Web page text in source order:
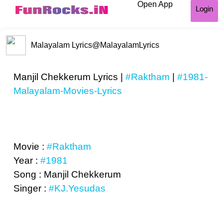
Open App
Login
Malayalam Lyrics@MalayalamLyrics
Manjil Chekkerum Lyrics | #Raktham
#1981-
Malayalam-Movies-Lyrics
Movie : #Raktham
Year : #1981
Song : Manjil Chekkerum
Singer : #KJ.Yesudas